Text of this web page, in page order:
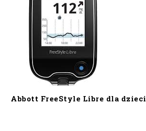
Abbott FreeStyle Libre dla dzieci